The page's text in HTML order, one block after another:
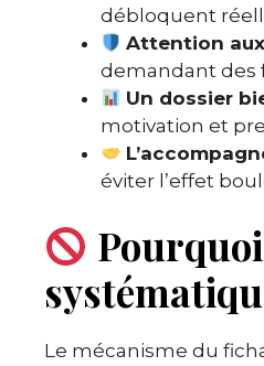
débloquent
Attention
demandant des
Un dossier
motivation et
éviter l’effet
Le mécanisme du